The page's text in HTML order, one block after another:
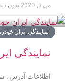
می 5, 2020 بدون
نمایندگی ایران
نمایندگی
اطلاعات آدرس،